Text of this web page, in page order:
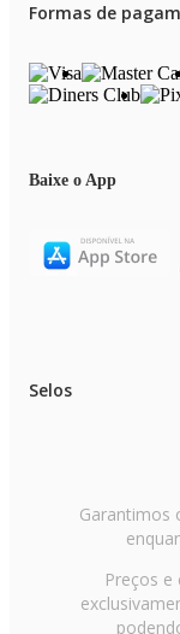
Formas de
Baixe o App
Selos
Garantimos
Preços